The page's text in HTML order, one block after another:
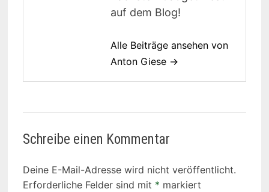
auf dem Blog!
Alle Beiträge ansehen von
Anton Giese →
Schreibe einen Kommentar
Deine E-Mail-Adresse wird nicht veröffentlicht.
Erforderliche Felder sind mit * markiert